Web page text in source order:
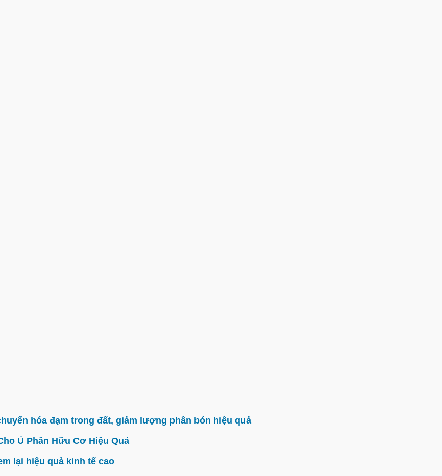
hóa đạm trong đất, giảm lượng phân bón hiệu quả
Ủ Phân Hữu Cơ Hiệu Quả
lại hiệu quả kinh tế cao